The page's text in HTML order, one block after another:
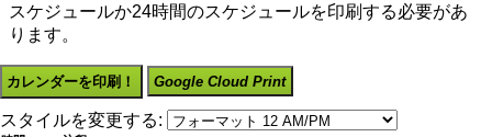
スケジュールか24時間のスケジュールを印刷する必要があ
ります。
カレンダーを印刷！ Google Cloud Print
スタイルを変更する: